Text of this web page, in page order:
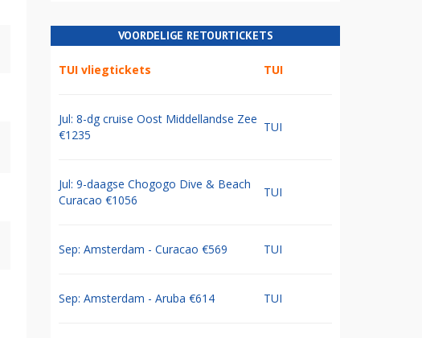
VOORDELIGE RETOURTICKETS
TUI vliegtickets TUI
Jul: 8-dg cruise Oost Middellandse Zee
€1235
TUI
Jul: 9-daagse Chogogo Dive & Beach
Curacao €1056
TUI
Sep: Amsterdam - Curacao €569 TUI
Sep: Amsterdam - Aruba €614 TUI